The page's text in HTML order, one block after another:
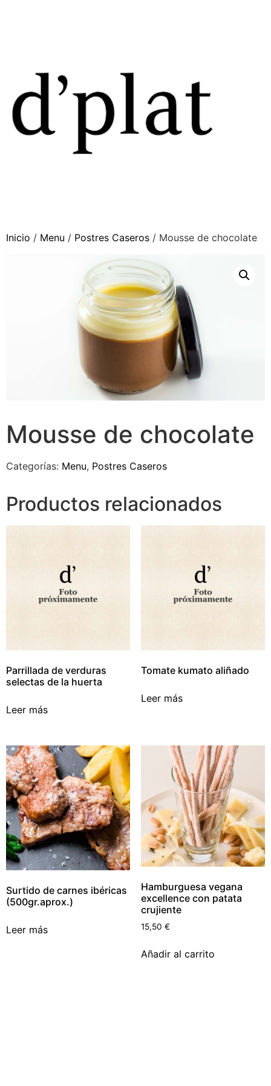
Inicio / Menu / Postres Caseros / Mousse de chocolate
Mousse de chocolate
Categorías: Menu, Postres Caseros
Productos relacionados
Parrillada de verduras
selectas de la huerta
Leer más
Tomate kumato aliñado
Leer más
Surtido de carnes ibéricas
(500gr.aprox.)
Leer más
Hamburguesa vegana
excellence con patata
crujiente
15,50 €
Añadir al carrito